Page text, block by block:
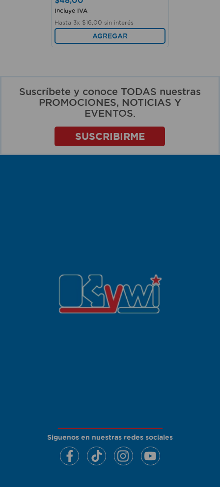
Incluye IVA
Hasta 3x $16 00 sin interés
AGREGAR
Suscríbete y conoce TODAS nuestras
PROMOCIONES, NOTICIAS Y
EVENTOS.
SUSCRIBIRME
Siguenos en nuestras redes sociales